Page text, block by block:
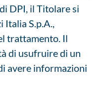
DPI, il Titolare si
Italia S.p.A.,
trattamento. Il
di usufruire di un
avere informazioni